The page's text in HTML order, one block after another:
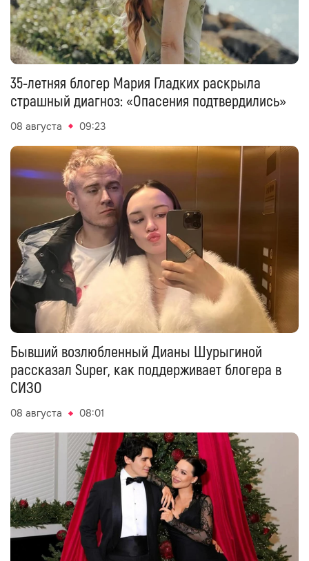
35-летняя блогер Мария Гладких раскрыла
страшный диагноз: «Опасения подтвердились»
08 августа 09:23
Бывший возлюбленный Дианы Шурыгиной
рассказал Super, как поддерживает блогера в
СИЗО
08 августа 08:01